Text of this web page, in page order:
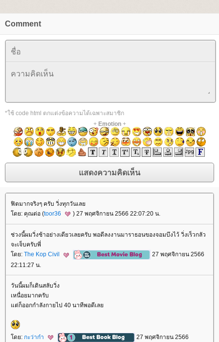
Comment
*ใช้ code html ตกแต่งข้อความได้เฉพาะสมาชิก
+ Emotion+
ฟิตมากจริงๆ ครับ วิ่งทุกวันเล
ดย: คุณต่อ (toor36 ) 27 พฤศจิกายน 2566 22:07:20 น.
ช่วงนี้ผมวิ่งช้าอย่างเดียวเลยครับ พอดีลงงานมาราธอนของจอมบึงไว้ วิ่งเร็วกลัว
จะเจ็บครับพี่
ดย: The Kop Civil
27 พฤศจิกายน 2566
22:11:27 น.
วันนี้ผมก็เดินสลับวิ่ง
เหนื่อยมากครับ
ต่ก็ออกกำลังกายไป 40 นาทีพอดีเล
ดย: กะว่าก๋า 27 พฤศจิกายน 2566